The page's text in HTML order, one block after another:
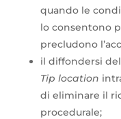
quando le
lo consentono
precludono
il diffondersi
Tip location
di eliminare il
procedurale;